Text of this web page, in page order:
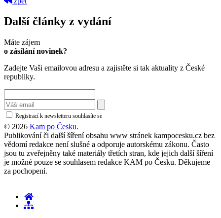
Další články z vydání
Máte zájem
o zásílání novinek?
Zadejte Vaši emailovou adresu a zajistěte si tak aktuality z České
republiky.
Registrací k newsletteru souhlasíte se
© 2026 Kam po Česku.
Publikování či další šíření obsahu www stránek kampocesku.cz bez
vědomí redakce není slušné a odporuje autorskému zákonu. Často
jsou tu zveřejněny také materiály třetích stran, kde jejich další šíření
je možné pouze se souhlasem redakce KAM po Česku. Děkujeme
za pochopení.